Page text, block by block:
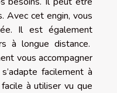
Avec cet engin, vous
Il est également
à longue distance.
vous accompagner
facilement à
à utiliser vu que